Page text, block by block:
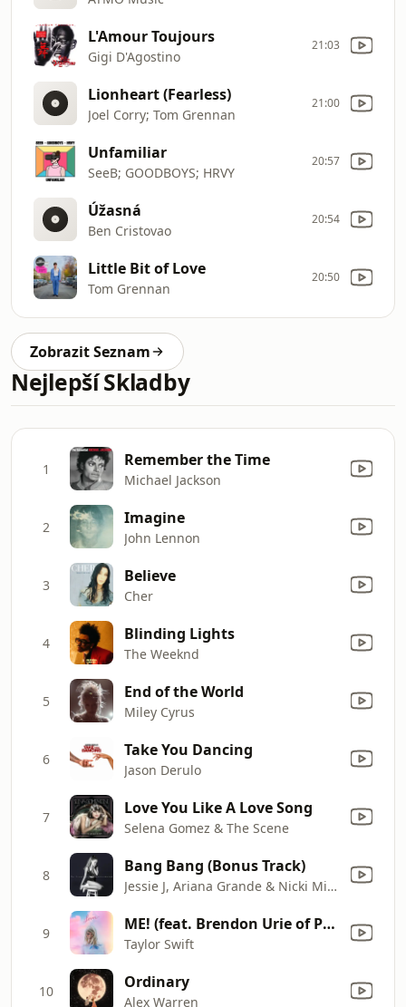
L'Amour Toujours
Gigi D'Agostino
21:03
Lionheart (Fearless)
Joel Corry; Tom Grennan
21:00
Unfamiliar
SeeB; GOODBOYS; HRVY
20:57
Úžasná
Ben Cristovao
20:54
Little Bit of Love
Tom Grennan
20:50
Zobrazit Seznam
Nejlepší Skladby
1 Remember the Time
Michael Jackson
2 Imagine
John Lennon
3 Believe
Cher
4 Blinding Lights
The Weeknd
5 End of the World
Miley Cyrus
6 Take You Dancing
Jason Derulo
7 Love You Like A Love Song
Selena Gomez & The Scene
8 Bang Bang (Bonus Track)
Jessie J, Ariana Grande & Nicki Minaj
9 ME! (feat. Brendon Urie of Panic! At The Disco)
Taylor Swift
10 Ordinary
Alex Warren